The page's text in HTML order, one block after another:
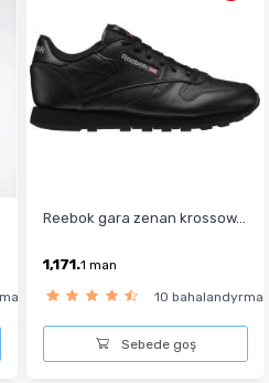
Reebok gara zenan krossow...
1,171.1 man
10 bahalandyrma
Sebede goş